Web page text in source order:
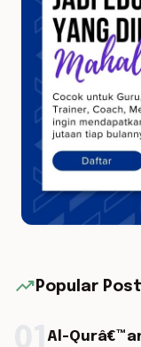
trending_up Popular
Al-